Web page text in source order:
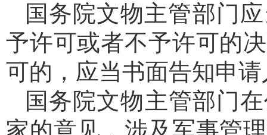
国务院文物主管部门
予许可或者不予许可的
可的，应当书面告知申
国务院文物主管部门